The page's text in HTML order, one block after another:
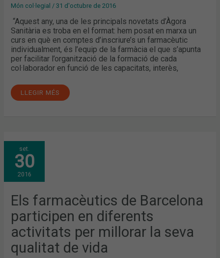
Món col·legial /31 d'octubre de 2016
“Aquest any, una de les principals novetats d’Àgora
Sanitària es troba en el format: hem posat en marxa un
curs en què en comptes d’inscriure’s un farmacèutic
individualment, és l’equip de la farmàcia el que s’apunta
per facilitar l’organització de la formació de cada
col·laborador en funció de les capacitats, interès,
LLEGIR MÉS
set.
30
2016
Els farmacèutics de Barcelona
participen en diferents
activitats per millorar la seva
qualitat de vida
ELS
FARMACÈUTICS
DE
BARCELONA
PARTICIPEN
EN
DIFERENTS
PER
MILLORAR
LA
SEVA
QUALITAT
DE
VIDA